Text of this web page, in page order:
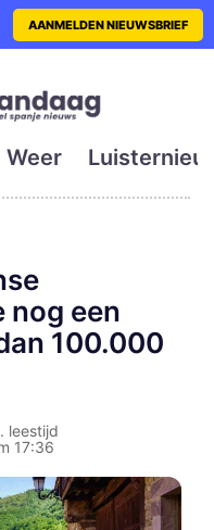
eerste
AANMELDEN NIEUWSBRIEF
Weer
nog een
100.000
leestijd
17:36